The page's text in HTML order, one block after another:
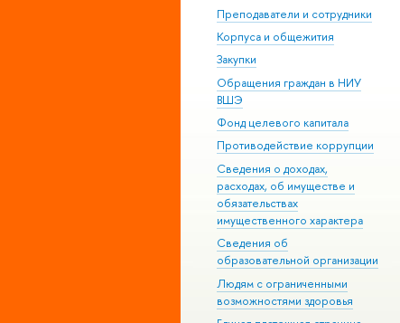
Преподаватели и сотрудники
Корпуса и общежития
Закупки
Обращения граждан в НИУ
ВШЭ
Фонд целевого капитала
Противодействие коррупции
Сведения о доходах,
расходах, об имуществе и
обязательствах
имущественного характера
Сведения об
образовательной организации
Людям с ограниченными
возможностями здоровья